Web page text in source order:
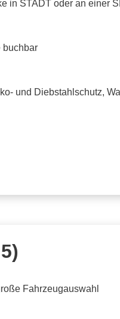
in STADT oder an einer
buchbar
und Diebstahlschutz,
Fahrzeugauswahl